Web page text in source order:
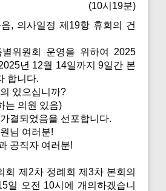
(10시19분)
, 의사일정 제19항 휴회의 건
위원회 운영을 위하여 2025
년 12월 14일까지 9일간 본
합니다.
있으십니까?
는 의원 있음)
결되었음을 선포합니다.
님 여러분!
공직자 여러분!
회 제2차 정례회 제3차 본회의
일 오전 10시에 개의하겠습니